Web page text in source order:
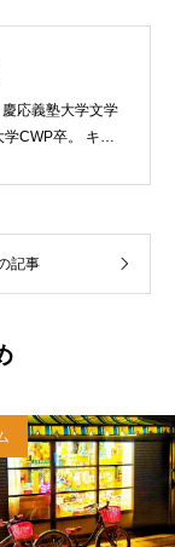
応義塾大学文学
CWP卒。 キリ
2020年7月よりク
）」の運営
に『聖書を読んだ
出版）、『人生
い聖書入門』、
ふざけ担当」LE
ある。新著<a hr
『ふっと心がラ
とば』（大和書
記事